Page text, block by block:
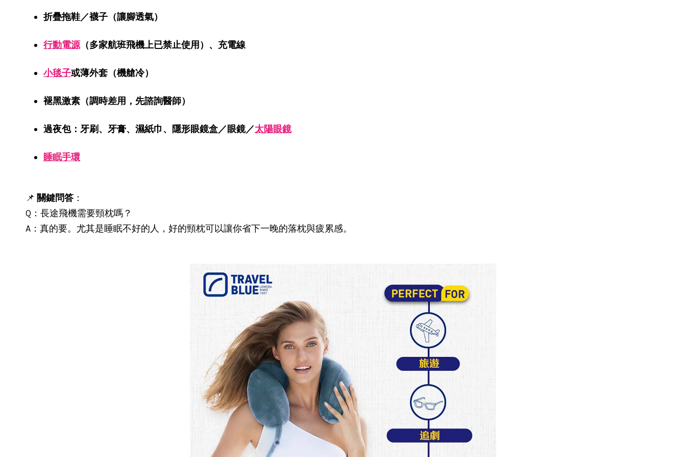
折疊拖鞋／襪子（讓腳透氣）
行動電源（多家航班飛機上已禁止使用）、充電線
小毯子或薄外套（機艙冷）
褪黑激素（調時差用，先諮詢醫師）
過夜包：牙刷、牙膏、濕紙巾、隱形眼鏡盒／眼鏡／太陽眼鏡
睡眠手環
📌 關鍵問答：
Q：長途飛機需要頸枕嗎？
A：真的要。尤其是睡眠不好的人，好的頸枕可以讓你省下一晚的落枕與疲累感。